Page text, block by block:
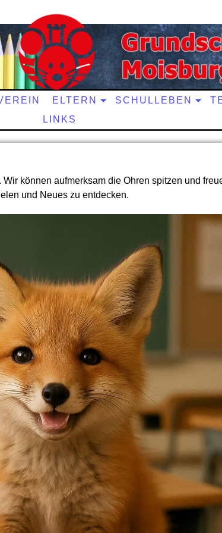
ELTERN SCHULLEBEN
LINKS
können aufmerksam die Ohren spitzen und
und Neues zu entdecken.